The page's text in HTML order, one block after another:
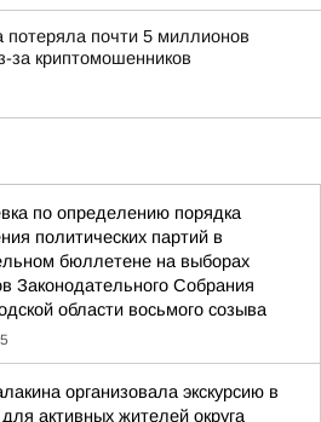
потеряла почти 5 миллионов
за криптомошенников
по определению порядка
политических партий в
бюллетене на выборах
Законодательного Собрания
области восьмого созыва
организовала экскурсию в
активных жителей округа